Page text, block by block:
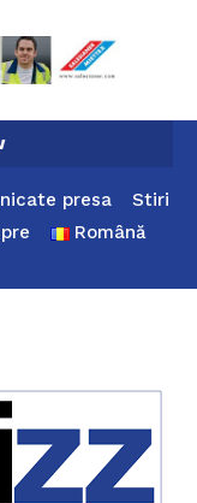
presa
Stiri
Română